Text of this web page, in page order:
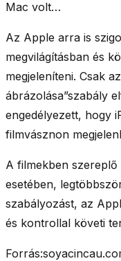
Mac volt…
Az Apple arra is
megvilágításban és
megjeleníteni. Csak
ábrázolása”szabály
engedélyezett, hogy
filmvásznon
A filmekben
esetében,
szabályozást, az
és kontrollal követi